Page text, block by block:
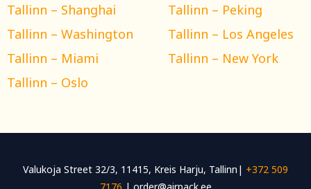
Tallinn – Shanghai
Tallinn – Peking
Tallinn – Washington
Tallinn – Los Angeles
Tallinn – Miami
Tallinn – New York
Tallinn – Oslo
Valukoja Street 32/3, 11415, Kreis Harju, Tallinn| +372 509
7176 | order@airpack.ee